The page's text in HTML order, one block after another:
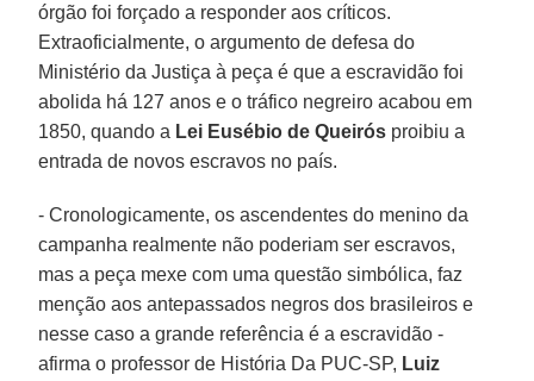
órgão foi forçado a responder aos críticos.
Extraoficialmente, o argumento de defesa do
Ministério da Justiça à peça é que a escravidão foi
abolida há 127 anos e o tráfico negreiro acabou em
1850, quando a Lei Eusébio de Queirós proibiu a
entrada de novos escravos no país.
- Cronologicamente, os ascendentes do menino da
campanha realmente não poderiam ser escravos,
mas a peça mexe com uma questão simbólica, faz
menção aos antepassados negros dos brasileiros e
nesse caso a grande referência é a escravidão -
afirma o professor de História Da PUC-SP, Luiz